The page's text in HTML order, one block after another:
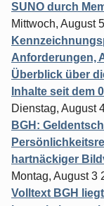
SUNO durch
Mittwoch, August
Anforderungen,
Überblick über
Inhalte seit dem
Dienstag, August
BGH:
hartnäckiger
Montag, August 3
Volltext BGH